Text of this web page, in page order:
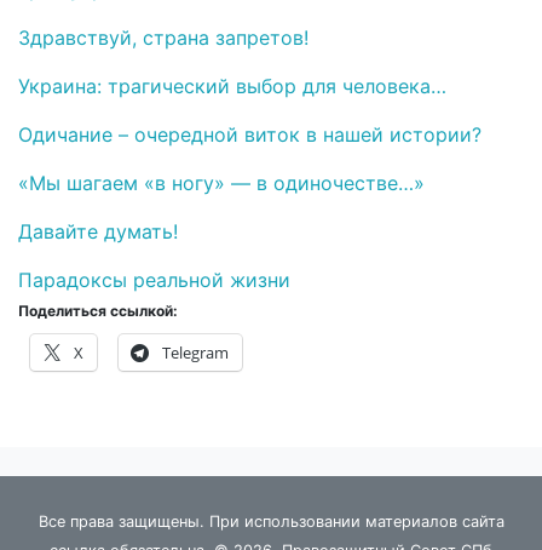
Здравствуй, страна запретов!
Украина: трагический выбор для человека…
Одичание – очередной виток в нашей истории?
«Мы шагаем «в ногу» — в одиночестве…»
Давайте думать!
Парадоксы реальной жизни
Поделиться ссылкой:
X Telegram
Все права защищены. При использовании материалов сайта